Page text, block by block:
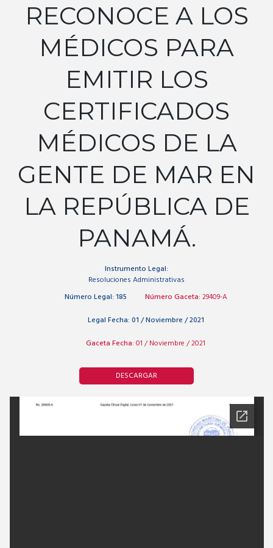
RECONOCE A LOS
MÉDICOS PARA
EMITIR LOS
CERTIFICADOS
MÉDICOS DE LA
GENTE DE MAR EN
LA REPÚBLICA DE
PANAMÁ.
Instrumento Legal:
Resoluciones Administrativas
Número Legal: 185 Número Gaceta: 29409-A
Legal Fecha: 01 / Noviembre / 2021
Gaceta Fecha: 01 / Noviembre / 2021
DESCARGAR